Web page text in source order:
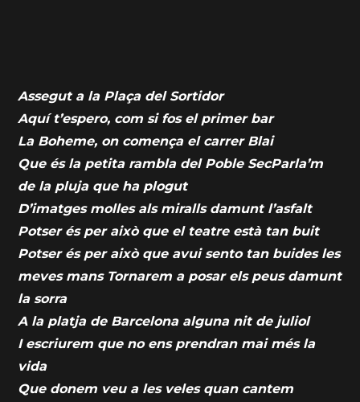
Assegut a la Plaça del Sortidor
Aquí t’espero, com si fos el primer bar
La Boheme, on comença el carrer Blai
Que és la petita rambla del Poble SecParla’m
de la pluja que ha plogut
D’imatges molles als miralls damunt l’asfalt
Potser és per això que el teatre està tan buit
Potser és per això que avui sento tan buides les
meves mans Tornarem a posar els peus damunt
la sorra
A la platja de Barcelona alguna nit de juliol
I escriurem que no ens prendran mai més la
vida
Que donem veu a les veles quan cantem